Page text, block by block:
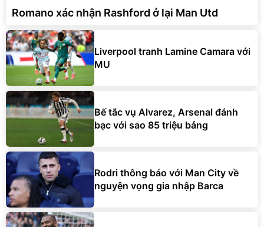
Romano xác nhận Rashford ở lại Man Utd
Liverpool tranh Lamine Camara với
MU
Bế tắc vụ Alvarez, Arsenal đánh
bạc với sao 85 triệu bảng
Rodri thông báo với Man City về
nguyện vọng gia nhập Barca